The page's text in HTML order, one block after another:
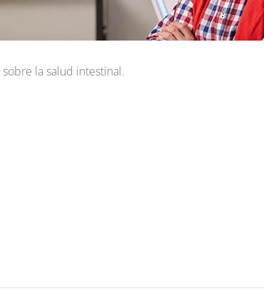
sobre la salud intestinal.